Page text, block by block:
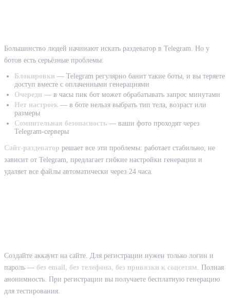
Большинство людей начинают искать раздеватор в Telegram. Но у
ботов есть серьёзные проблемы:
Блокировки — Telegram регулярно банит такие боты, и вы теряете
доступ вместе с оплаченными генерациями
Очереди — в часы пик бот может обрабатывать запрос минутами
Нет настроек — в боте нельзя выбрать тип тела, возраст или
размеры
Сомнительная безопасность — ваши фото проходят через
Telegram-серверы
Сайт-раздеватор решает все эти проблемы: работает стабильно, не
зависит от Telegram, предлагает гибкие настройки генерации и
удаляет все файлы автоматически через 24 часа.
Создайте аккаунт на сайте. Для регистрации нужен только логин и
пароль — без email, без телефона, без привязки к соцсетям . Полная
анонимность. При регистрации вы получаете бесплатную генерацию
для тестирования.